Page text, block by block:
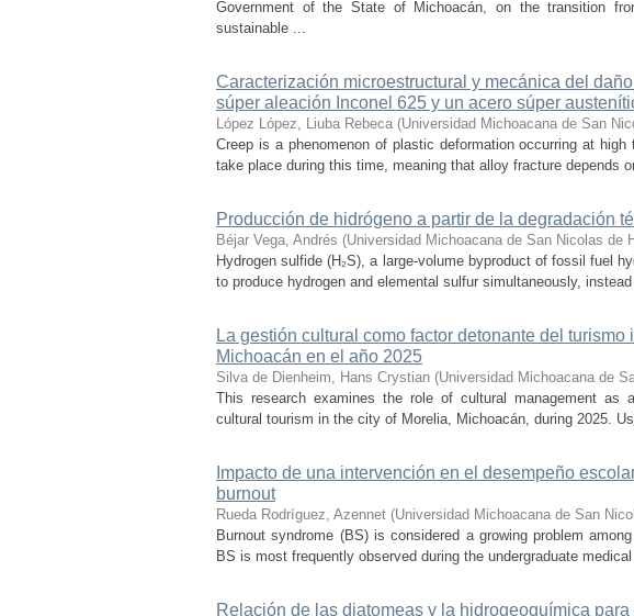
Government of the State of Michoacán, on the transition
sustainable ...
Caracterización microestructural y mecánica del
súper aleación Inconel 625 y un acero súper
López López, Liuba Rebeca (Universidad Michoacana de San
Creep is a phenomenon of plastic deformation occurring at
take place during this time, meaning that alloy fracture depends
Producción de hidrógeno a partir de la degradación
Béjar Vega, Andrés (Universidad Michoacana de San Nicolas de
Hydrogen sulfide (H₂S), a large-volume byproduct of fossil fuel
to produce hydrogen and elemental sulfur simultaneously,
La gestión cultural como factor detonante del
Michoacán en el año 2025
Silva de Dienheim, Hans Crystian (Universidad Michoacana de
This research examines the role of cultural management as
cultural tourism in the city of Morelia, Michoacán, during 2025.
Impacto de una intervención en el desempeño
burnout
Rueda Rodríguez, Azennet (Universidad Michoacana de San
Burnout syndrome (BS) is considered a growing problem
BS is most frequently observed during the undergraduate
Relación de las diatomeas y la hidrogeoquímica